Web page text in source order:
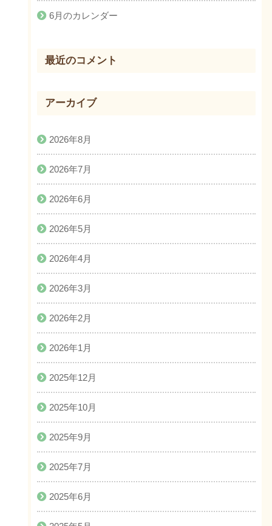
6月のカレンダー
最近のコメント
アーカイブ
2026年8月
2026年7月
2026年6月
2026年5月
2026年4月
2026年3月
2026年2月
2026年1月
2025年12月
2025年10月
2025年9月
2025年7月
2025年6月